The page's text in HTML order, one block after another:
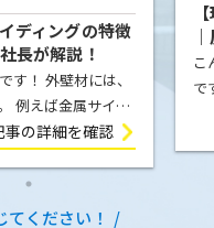
根の劣化対策に
ビー220施工事
ドメーカーの北川
法の現場です。 既存
シート「Pカラー
してヒランビー220
ス […]
事の詳細を確認